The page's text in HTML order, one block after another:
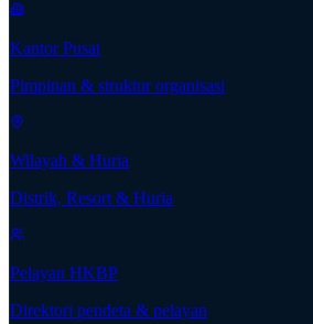
Kantor Pusat
Pimpinan & struktur organisasi
Wilayah & Huria
Distrik, Resort & Huria
Pelayan HKBP
Direktori pendeta & pelayan